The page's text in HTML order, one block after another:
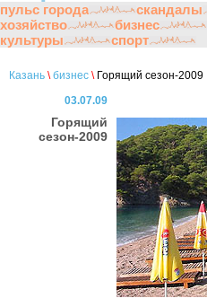
пульс города скандалы
хозяйство
бизнес
культуры
спорт
Казань \ бизнес \Горящий сезон-2009
03.07.09
Горящий
сезон-2009